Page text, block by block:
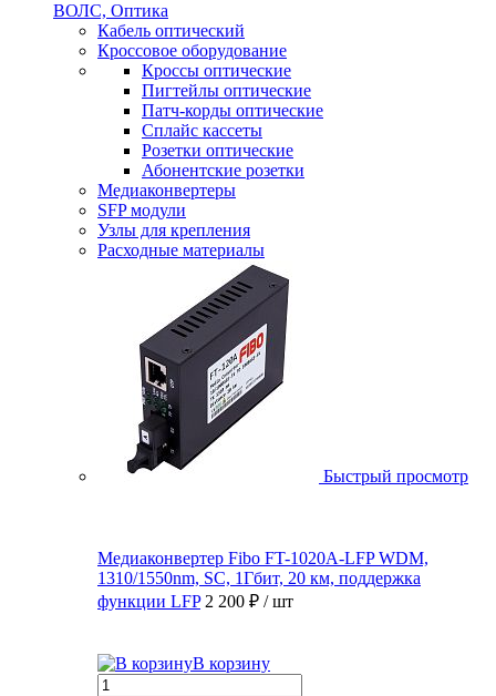
ВОЛС, Оптика
Кабель оптический
Кроссовое оборудование
Кроссы оптические
Пигтейлы оптические
Патч-корды оптические
Сплайс кассеты
Розетки оптические
Абонентские розетки
Медиаконвертеры
SFP модули
Узлы для крепления
Расходные материалы
Быстрый просмотр
Медиаконвертер Fibo FT-1020A-LFP WDM,
1310/1550nm, SC, 1Гбит, 20 км, поддержка
функции LFP 2 200 ₽ / шт
В корзину